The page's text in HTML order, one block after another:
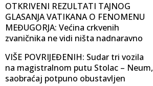
OTKRIVENI REZULTATI TAJNOG
GLASANJA VATIKANA O FENOMENU
MEĐUGORJA: Većina crkvenih
zvaničnika ne vidi ništa nadnaravno
VIŠE POVRIJEĐENIH: Sudar tri vozila
na magistralnom putu Stolac – Neum,
saobraćaj potpuno obustavljen